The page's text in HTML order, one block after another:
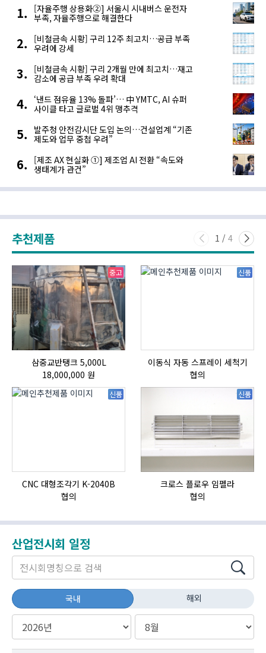
[자율주행 상용화②] 서울시 시내버스 운전자
부족, 자율주행으로 해결한다
[비철금속 시황] 구리 12주 최고치…공급 부족
우려에 강세
[비철금속 시황] 구리 2개월 만에 최고치…재고
감소에 공급 부족 우려 확대
‘낸드 점유율 13% 돌파’… 中 YMTC, AI 슈퍼
사이클 타고 글로벌 4위 맹추격
발주청 안전감시단 도입 논의…건설업계 “기존
제도와 업무 중첩 우려”
[제조 AX 현실화 ①] 제조업 AI 전환 “속도와
생태계가 관건”
추천제품 1 / 4
중고
삼중교반탱크 5,000L
18,000,000 원
신품
이동식 자동 스프레이 세척기
협의
신품
CNC 대형조각기 K-2040B
협의
신품
크로스 플로우 임펠라
협의
산업전시회 일정
국내 해외